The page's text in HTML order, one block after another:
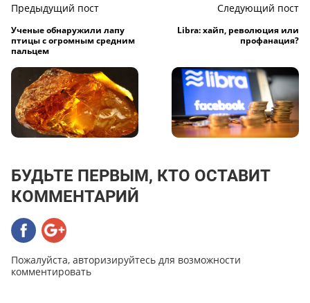
Предыдущий пост
Ученые обнаружили лапу
птицы с огромным средним
пальцем
Следующий пост
Libra: хайп, революция или
профанация?
БУДЬТЕ ПЕРВЫМ, КТО ОСТАВИТ
КОММЕНТАРИЙ
Пожалуйста, авторизируйтесь для возможности
комментировать